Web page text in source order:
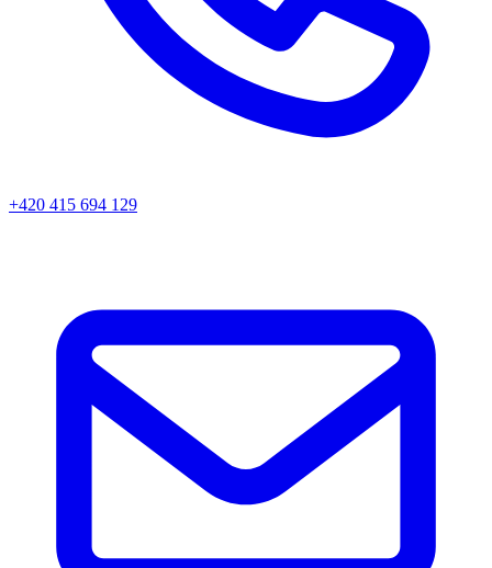
+420 415 694 129